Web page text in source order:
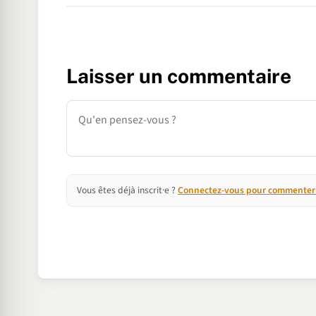
Laisser un commentaire
Commentaire
Vous êtes déjà inscrit·e ? Connectez-vous pour